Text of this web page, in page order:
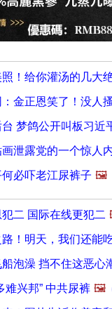
照！给你灌汤的几大
：金正恩笑了！没人
梦鸽公开叫板习近
泄露党的一个惊人
必吓老江尿裤子 🖼️
二 国际在线更犯二
！明天，我们还能
泡澡 挡不住这恶心
难兴邦” 中共尿裤 🖼️